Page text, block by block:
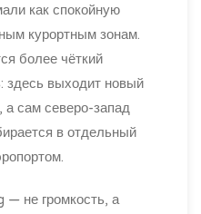
как спокойную
курортным зонам.
более чёткий
здесь выходит новый
а сам северо-запад
в отдельный
— не громкость, а